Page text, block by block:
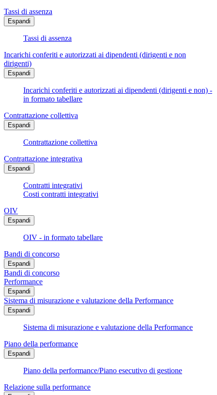
Tassi di assenza
Espandi
Tassi di assenza
Incarichi conferiti e autorizzati ai dipendenti (dirigenti e non
dirigenti)
Espandi
Incarichi conferiti e autorizzati ai dipendenti (dirigenti e non) -
in formato tabellare
Contrattazione collettiva
Espandi
Contrattazione collettiva
Contrattazione integrativa
Espandi
Contratti integrativi
Costi contratti integrativi
OIV
Espandi
OIV - in formato tabellare
Bandi di concorso
Espandi
Bandi di concorso
Performance
Espandi
Sistema di misurazione e valutazione della Performance
Espandi
Sistema di misurazione e valutazione della Performance
Piano della performance
Espandi
Piano della performance/Piano esecutivo di gestione
Relazione sulla performance